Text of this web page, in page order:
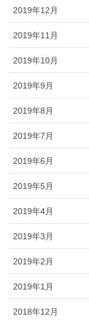
2019年12月
2019年11月
2019年10月
2019年9月
2019年8月
2019年7月
2019年6月
2019年5月
2019年4月
2019年3月
2019年2月
2019年1月
2018年12月